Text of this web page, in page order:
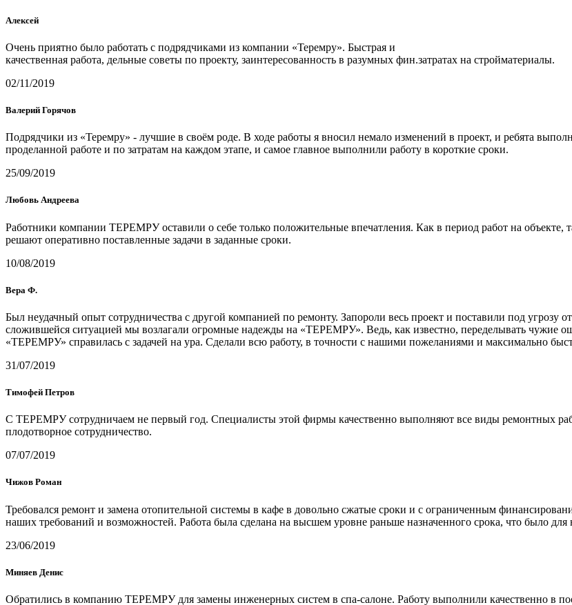
Алексей
Очень приятно было работать с подрядчиками из компании «Теремру». Быстрая и
качественная работа, дельные советы по проекту, заинтересованность в разумных фин.затратах на стройматериалы.
02/11/2019
Валерий Горячов
Подрядчики из «Теремру» - лучшие в своём роде. В ходе работы я вносил немало изменений в проект, и ребята
проделанной работе и по затратам на каждом этапе, и самое главное выполнили работу в короткие сроки.
25/09/2019
Любовь Андреева
Работники компании ТЕРЕМРУ оставили о себе только положительные впечатления. Как в период работ на объекте,
решают оперативно поставленные задачи в заданные сроки.
10/08/2019
Вера Ф.
Был неудачный опыт сотрудничества с другой компанией по ремонту. Запороли весь проект и поставили под угрозу
сложившейся ситуацией мы возлагали огромные надежды на «ТЕРЕМРУ». Ведь, как известно, переделывать чужие
«ТЕРЕМРУ» справилась с задачей на ура. Сделали всю работу, в точности с нашими пожеланиями и максимально
31/07/2019
Тимофей Петров
С ТЕРЕМРУ сотрудничаем не первый год. Специалисты этой фирмы качественно выполняют все виды ремонтных
плодотворное сотрудничество.
07/07/2019
Чижов Роман
Требовался ремонт и замена отопительной системы в кафе в довольно сжатые сроки и с ограниченным
наших требований и возможностей. Работа была сделана на высшем уровне раньше назначенного срока, что было
23/06/2019
Миняев Денис
Обратились в компанию ТЕРЕМРУ для замены инженерных систем в спа-салоне. Работу выполнили качественно в